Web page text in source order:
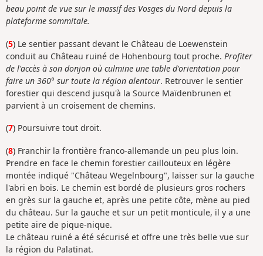
beau point de vue sur le massif des Vosges du Nord depuis la
plateforme sommitale.
(5) Le sentier passant devant le Château de Loewenstein
conduit au Château ruiné de Hohenbourg tout proche. Profiter
de l'accès à son donjon où culmine une table d'orientation pour
faire un 360° sur toute la région alentour. Retrouver le sentier
forestier qui descend jusqu'à la Source Maïdenbrunen et
parvient à un croisement de chemins.
(7) Poursuivre tout droit.
(8) Franchir la frontière franco-allemande un peu plus loin.
Prendre en face le chemin forestier caillouteux en légère
montée indiqué "Château Wegelnbourg", laisser sur la gauche
l'abri en bois. Le chemin est bordé de plusieurs gros rochers
en grès sur la gauche et, après une petite côte, mène au pied
du château. Sur la gauche et sur un petit monticule, il y a une
petite aire de pique-nique.
Le château ruiné a été sécurisé et offre une très belle vue sur
la région du Palatinat.